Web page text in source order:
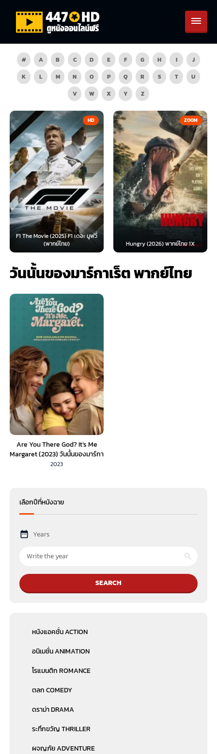
# A B C D E F G H I
J
K
L M N O P Q R S T
U
V
W X Y Z
HD
F1 The Movie (2025) F1 เดอะ มูฟวี่
(พากย์ไทย)
ZOOM
Hungry (2026) พากย์ไทย 1X
วันนั้นของมาร์กาเร็ต พากย์ไทย
Are You There God? It’s Me
Margaret (2023) วันนั้นของมาร์กา
เร็ต (พากย์ไทย)
2023
เลือกปีที่หนังฉาย
Years
SEARCH
หนังแอคชั่น ACTION
อนิเมชั่น ANIMATION
โรแมนติก ROMANCE
ตลก COMEDY
ดราม่า DRAMA
ระทึกขวัญ THRILLER
ผจญภัย ADVENTURE